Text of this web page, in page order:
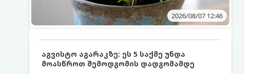
2026/08/07 12:46
აგვისტო აგარაკზე: ეს 5 საქმე უნდა
მოასწროთ შემოდგომის დადგომამდე